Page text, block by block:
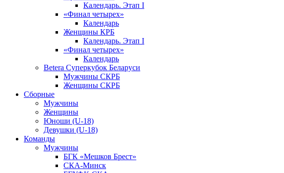
Календарь. Этап I
«Финал четырех»
Календарь
Женщины КРБ
Календарь. Этап I
«Финал четырех»
Календарь
Betera Суперкубок Беларуси
Мужчины СКРБ
Женщины СКРБ
Сборные
Мужчины
Женщины
Юноши (U-18)
Девушки (U-18)
Команды
Мужчины
БГК «Мешков Брест»
СКА-Минск